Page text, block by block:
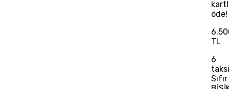
öde!
TL
6
Sıfır